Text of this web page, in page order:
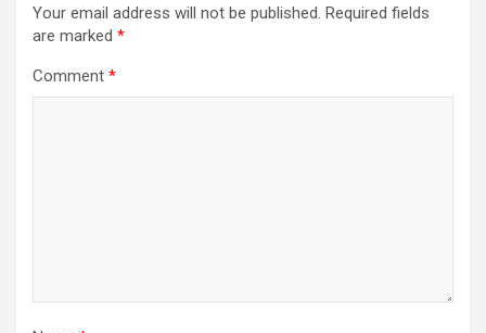
Your email address will not be published. Required fields
are marked *
Comment *